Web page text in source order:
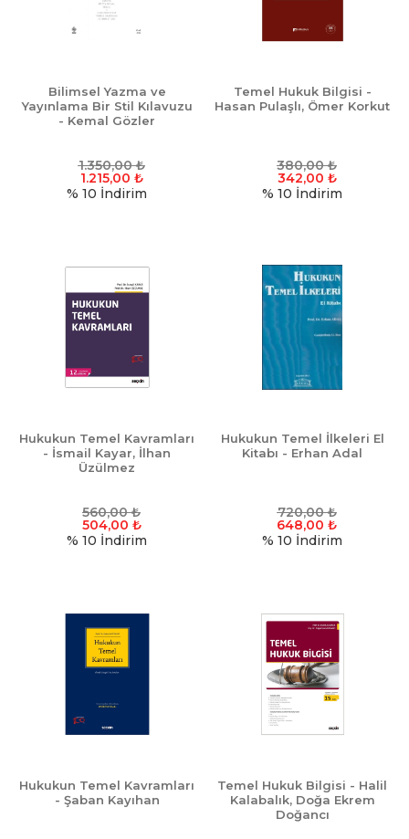
Bilimsel Yazma ve
Yayınlama Bir Stil Kılavuzu
- Kemal Gözler
1.350,00₺
1.215,00 ₺
% 10 İndirim
Temel Hukuk Bilgisi -
Hasan Pulaşlı, Ömer Korkut
380,00₺
342,00 ₺
% 10 İndirim
Hukukun Temel Kavramları
- İsmail Kayar, İlhan
Üzülmez
560,00₺
504,00 ₺
% 10 İndirim
Hukukun Temel İlkeleri El
Kitabı - Erhan Adal
720,00₺
648,00 ₺
% 10 İndirim
Hukukun Temel Kavramları
- Şaban Kayıhan
Temel Hukuk Bilgisi - Halil
Kalabalık, Doğa Ekrem
Doğancı